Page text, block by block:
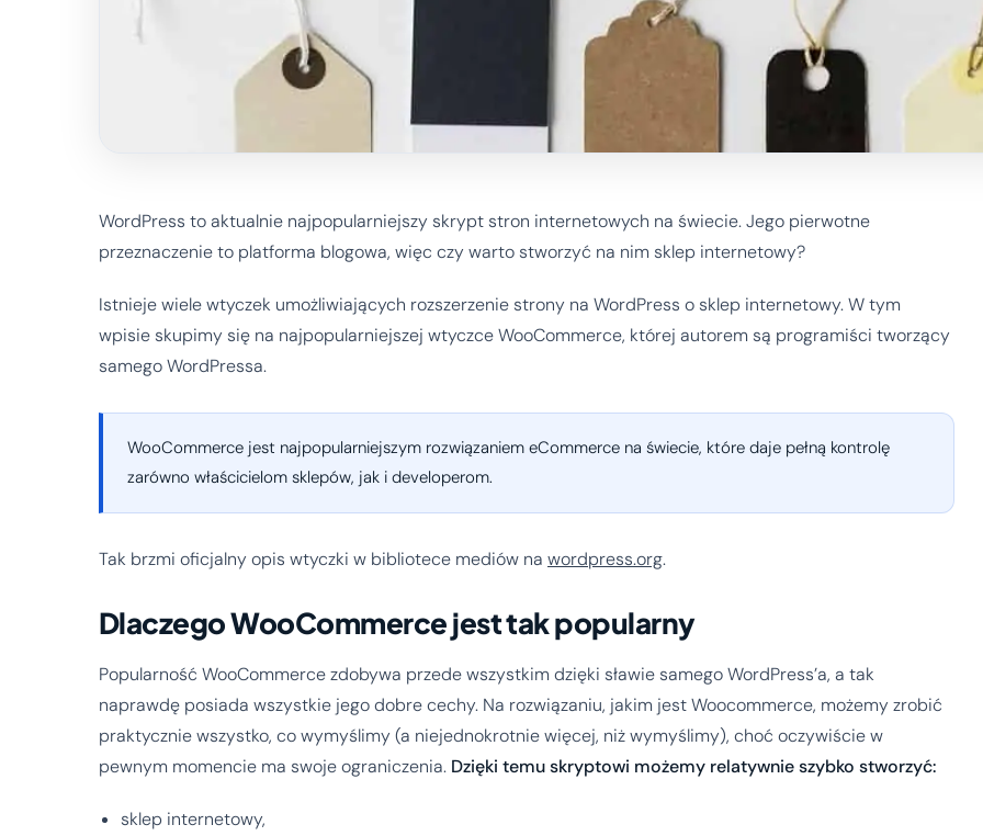
WordPress to aktualnie najpopularniejszy skrypt stron internetowych na świecie. Jego pierwotne
przeznaczenie to platforma blogowa, więc czy warto stworzyć na nim sklep internetowy?
Istnieje wiele wtyczek umożliwiających rozszerzenie strony na WordPress o sklep internetowy. W tym
wpisie skupimy się na najpopularniejszej wtyczce WooCommerce, której autorem są programiści tworzący
samego WordPressa.
WooCommerce jest najpopularniejszym rozwiązaniem eCommerce na świecie, które daje pełną kontrolę
zarówno właścicielom sklepów, jak i developerom.
Tak brzmi oficjalny opis wtyczki w bibliotece mediów na wordpress.org.
Dlaczego WooCommerce jest tak popularny
Popularność WooCommerce zdobywa przede wszystkim dzięki sławie samego WordPress’a, a tak
naprawdę posiada wszystkie jego dobre cechy. Na rozwiązaniu, jakim jest Woocommerce, możemy zrobić
praktycznie wszystko, co wymyślimy (a niejednokrotnie więcej, niż wymyślimy), choć oczywiście w
pewnym momencie ma swoje ograniczenia. Dzięki temu skryptowi możemy relatywnie szybko stworzyć:
sklep internetowy,